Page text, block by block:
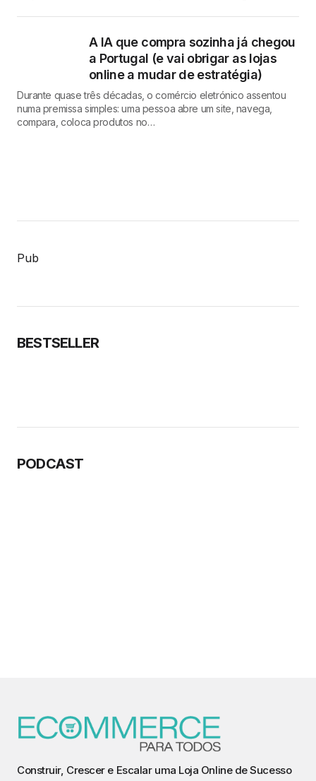
A IA que compra sozinha já chegou
a Portugal (e vai obrigar as lojas
online a mudar de estratégia)
Durante quase três décadas, o comércio eletrónico assentou
numa premissa simples: uma pessoa abre um site, navega,
compara, coloca produtos no…
Pub
BESTSELLER
PODCAST
Construir, Crescer e Escalar uma Loja Online de Sucesso